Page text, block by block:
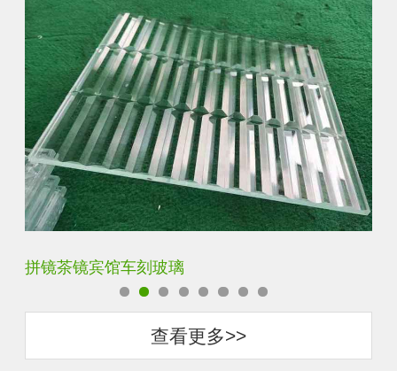
菱形超白电雕车刻玻璃
查看更多>>